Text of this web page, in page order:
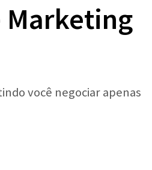
Marketing
você negociar apenas